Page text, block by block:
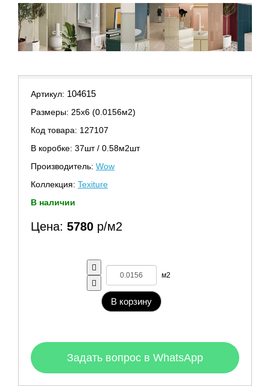
Артикул: 104615
Размеры: 25х6 (0.0156м2)
Код товара: 127107
В коробке: 37шт / 0.58м2шт
Производитель: Wow
Коллекция: Texiture
В наличии
Цена: 5780 р/м2
м2
В корзину
Задать вопрос в WhatsApp